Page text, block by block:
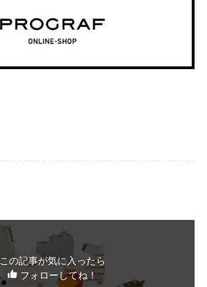
この記事が気に入ったら
フォローしてね！